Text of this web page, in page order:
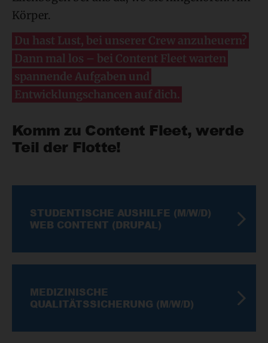
Körper.
Du hast Lust, bei unserer Crew anzuheuern?
Dann mal los – bei Content Fleet warten
spannende Aufgaben und
Entwicklungschancen auf dich.
Komm zu Content Fleet, werde
Teil der Flotte!
STUDENTISCHE AUSHILFE (M/W/D)
WEB CONTENT (DRUPAL)
MEDIZINISCHE
QUALITÄTSSICHERUNG (M/W/D)